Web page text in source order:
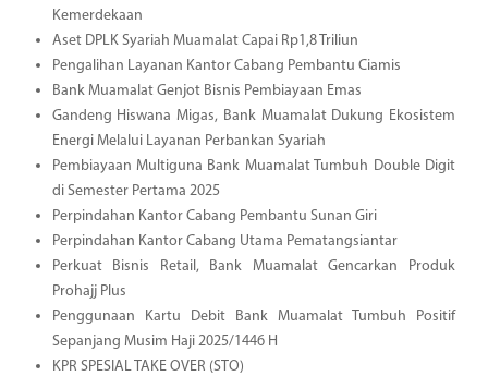
Kemerdekaan
Aset DPLK Syariah Muamalat Capai Rp1,8 Triliun
Pengalihan Layanan Kantor Cabang Pembantu Ciamis
Bank Muamalat Genjot Bisnis Pembiayaan Emas
Gandeng Hiswana Migas, Bank Muamalat Dukung Ekosistem
Energi Melalui Layanan Perbankan Syariah
Pembiayaan Multiguna Bank Muamalat Tumbuh Double Digit
di Semester Pertama 2025
Perpindahan Kantor Cabang Pembantu Sunan Giri
Perpindahan Kantor Cabang Utama Pematangsiantar
Perkuat Bisnis Retail, Bank Muamalat Gencarkan Produk
Prohajj Plus
Penggunaan Kartu Debit Bank Muamalat Tumbuh Positif
Sepanjang Musim Haji 2025/1446 H
KPR SPESIAL TAKE OVER (STO)